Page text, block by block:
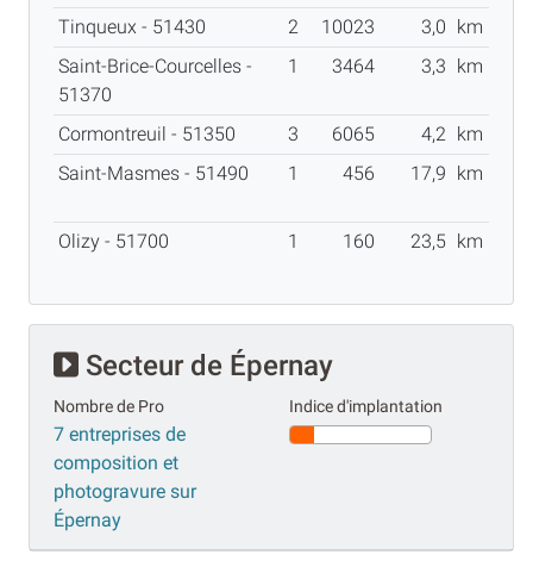
Tinqueux - 51430
2 10023 3,0 km
Saint-Brice-Courcelles -
51370
1 3464 3,3 km
Cormontreuil - 51350 3 6065 4,2 km
Saint-Masmes - 51490
1 456 17,9 km
Olizy - 51700 1 160 23,5 km
Secteur de Épernay
Nombre de Pro
7 entreprises de
composition et
photogravure sur
Épernay
Indice d'implantation